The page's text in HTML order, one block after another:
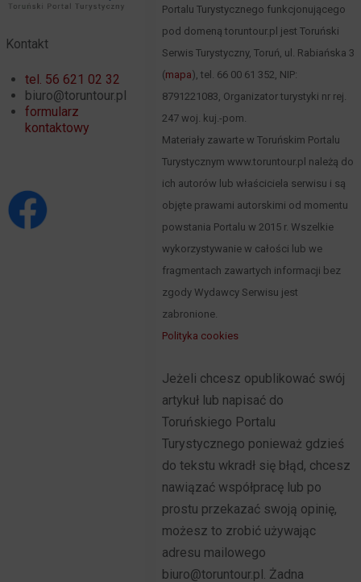
Kontakt
tel. 56 621 02 32
biuro@toruntour.pl
formularz
kontaktowy
Portalu Turystycznego funkcjonującego
pod domeną toruntour.pl jest Toruński
Serwis Turystyczny, Toruń, ul. Rabiańska 3
(mapa), tel. 66 00 61 352, NIP:
8791221083, Organizator turystyki nr rej.
247 woj. kuj.-pom.
Materiały zawarte w Toruńskim Portalu
Turystycznym www.toruntour.pl należą do
ich autorów lub właściciela serwisu i są
objęte prawami autorskimi od momentu
powstania Portalu w 2015 r. Wszelkie
wykorzystywanie w całości lub we
fragmentach zawartych informacji bez
zgody Wydawcy Serwisu jest
zabronione.
Polityka cookies
Jeżeli chcesz opublikować swój
artykuł lub napisać do
Toruńskiego Portalu
Turystycznego ponieważ gdzieś
do tekstu wkradł się błąd, chcesz
nawiązać współpracę lub po
prostu przekazać swoją opinię,
możesz to zrobić używając
adresu mailowego
biuro@toruntour.pl. Żadna